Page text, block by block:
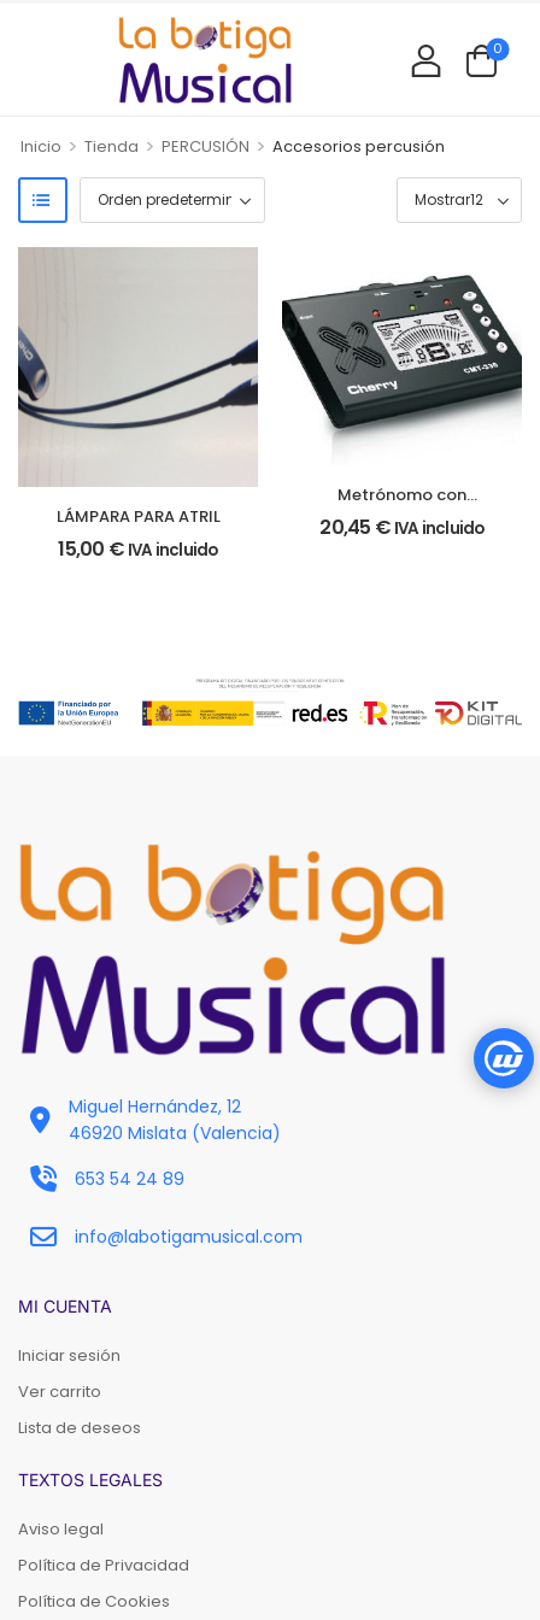
0
Inicio > Tienda > PERCUSIÓN > Accesorios percusión
LÁMPARA PARA ATRIL
15,00 € IVA incluido
Metrónomo con
afinador Cherry Music
CMT-330
20,45 € IVA incluido
Miguel Hernández, 12
46920 Mislata (Valencia)
653 54 24 89
info@labotigamusical.com
MI CUENTA
Iniciar sesión
Ver carrito
Lista de deseos
TEXTOS LEGALES
Aviso legal
Política de Privacidad
Política de Cookies